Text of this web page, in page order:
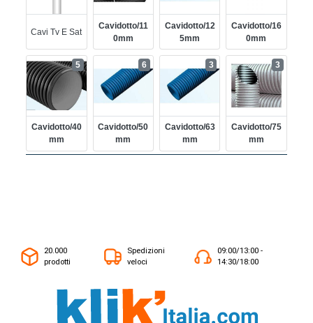
Cavi Tv E Sat
Cavidotto/11
0mm
Cavidotto/12
5mm
Cavidotto/16
0mm
Cavidotto/40
Mm
5
Cavidotto/50
Mm
6
Cavidotto/63
Mm
3
Cavidotto/75
Mm
3
20.000
prodotti
Spedizioni
veloci
09:00/13:00 -
14:30/18:00